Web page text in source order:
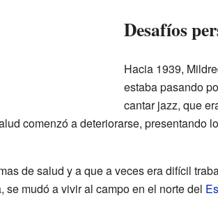
Desafíos
Hacia 1939,
estaba pasando
cantar jazz, que
comenzó a deteriorarse, presentando
de salud y a que a veces era difícil
se mudó a vivir al campo en el norte del